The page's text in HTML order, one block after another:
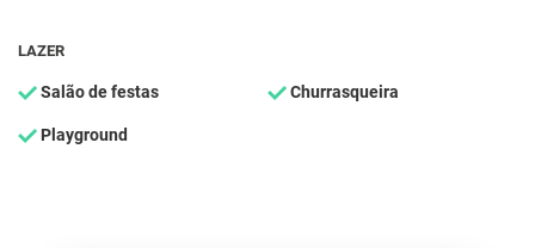
LAZER
Salão de festas Churrasqueira
Playground